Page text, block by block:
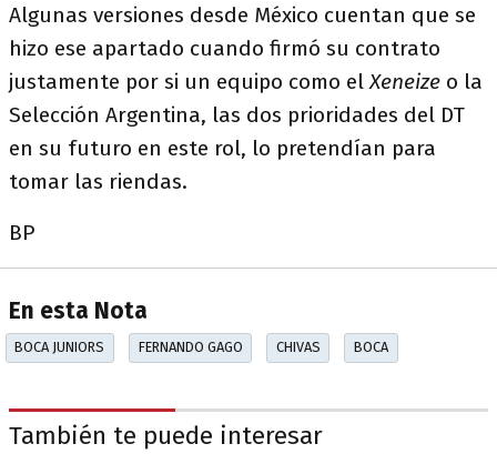
Algunas versiones desde México cuentan que se
hizo ese apartado cuando firmó su contrato
justamente por si un equipo como elXeneize o la
Selección Argentina, las dos prioridades del DT
en su futuro en este rol, lo pretendían para
tomar las riendas.
BP
En esta Nota
BOCA JUNIORS FERNANDO GAGO CHIVAS BOCA
También te puede interesar